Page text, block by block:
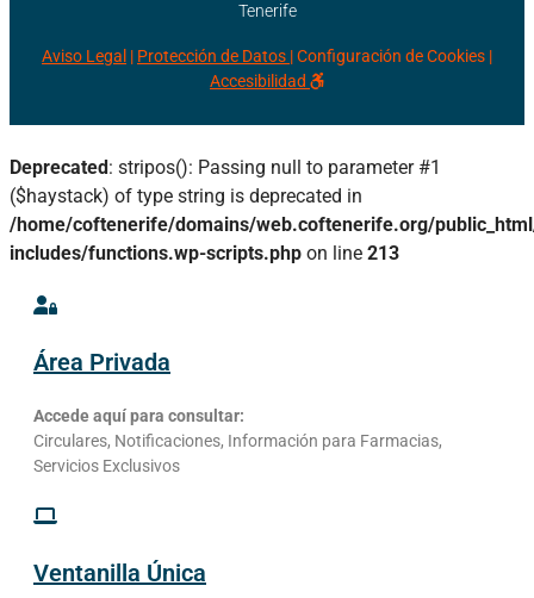
Tenerife
Aviso Legal | Protección de Datos |Configuración de Cookies |
Accesibilidad
Deprecated: stripos(): Passing null to parameter #1
($haystack) of type string is deprecated in
/home/coftenerife/domains/web.coftenerife.org/
includes/functions.wp-scripts.php on line 213
Área Privada
Accede aquí para consultar:
Circulares, Notificaciones, Información para Farmacias,
Servicios Exclusivos
Ventanilla Única